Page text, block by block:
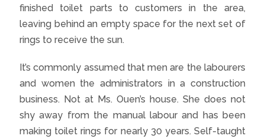
finished toilet parts to customers in the area,
leaving behind an empty space for the next set of
rings to receive the sun.
It’s commonly assumed that men are the labourers
and women the administrators in a construction
business. Not at Ms. Ouen’s house. She does not
shy away from the manual labour and has been
making toilet rings for nearly 30 years. Self-taught